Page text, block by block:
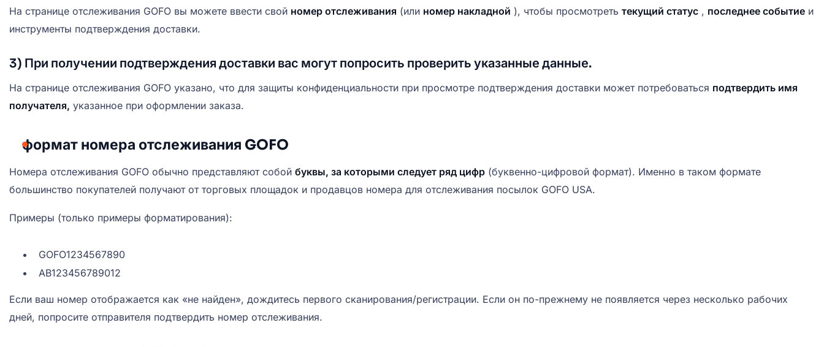
На странице отслеживания GOFO вы можете ввести свой номер отслеживания (или номер накладной ), чтобы просмотреть текущий статус , последнее событие и
инструменты подтверждения доставки.
3) При получении подтверждения доставки вас могут попросить проверить указанные данные.
На странице отслеживания GOFO указано, что для защиты конфиденциальности при просмотре подтверждения доставки может потребоваться подтвердить имя
получателя, указанное при оформлении заказа.
формат номера отслеживания GOFO
Номера отслеживания GOFO обычно представляют собой буквы, за которыми следует ряд цифр (буквенно-цифровой формат). Именно в таком формате
большинство покупателей получают от торговых площадок и продавцов номера для отслеживания посылок GOFO USA.
Примеры (только примеры форматирования):
GOFO1234567890
AB123456789012
Если ваш номер отображается как «не найден», дождитесь первого сканирования/регистрации. Если он по-прежнему не появляется через несколько рабочих
дней, попросите отправителя подтвердить номер отслеживания.